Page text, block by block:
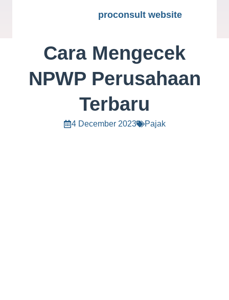
proconsult website
Cara Mengecek
NPWP Perusahaan
Terbaru
4 December 2023 Pajak